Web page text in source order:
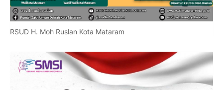
RSUD H. Moh Ruslan Kota Mataram